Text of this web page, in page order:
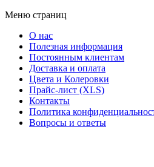
Меню страниц
О нас
Полезная информация
Постоянным клиентам
Доставка и оплата
Цвета и Колеровки
Прайс-лист (XLS)
Контакты
Политика
Вопросы и ответы